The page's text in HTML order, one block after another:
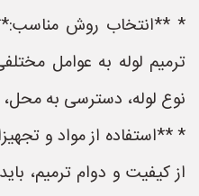
* **انتخاب روش
ترمیم لوله به عوامل
نوع لوله، دسترسی به
* **استفاده از مواد و
از کیفیت و دوام ترمیم،